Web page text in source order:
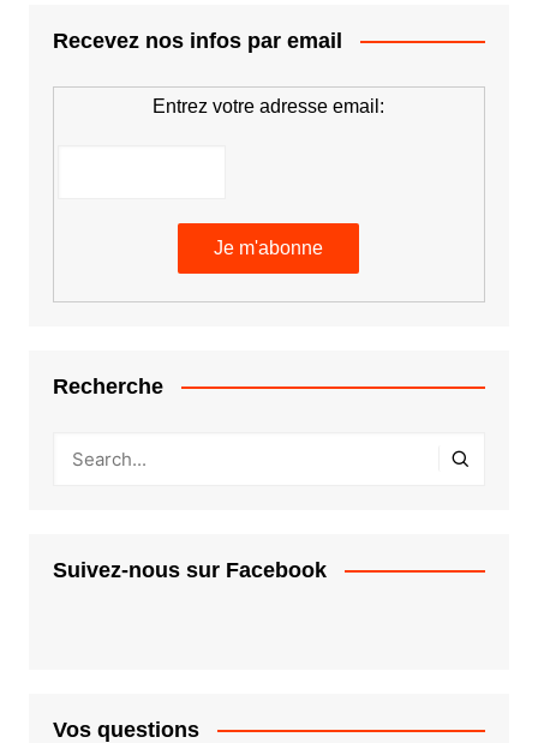
Recevez nos infos par email
Entrez votre adresse email:
Recherche
Suivez-nous sur Facebook
Vos questions